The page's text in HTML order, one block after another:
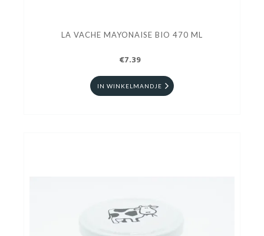
LA VACHE MAYONAISE BIO 470 ML
€7.39
IN WINKELMANDJE